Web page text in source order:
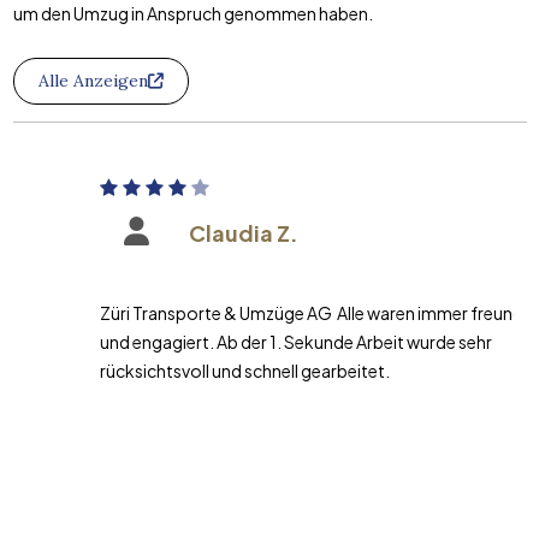
um den Umzug in Anspruch genommen haben.
Alle Anzeigen
Claudia Z.
Züri Transporte & Umzüge AG Alle waren immer freundlich
und engagiert. Ab der 1. Sekunde Arbeit wurde sehr
rücksichtsvoll und schnell gearbeitet.